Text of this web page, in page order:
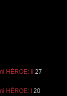
HÉROE: II 27
HÉROE: I 20